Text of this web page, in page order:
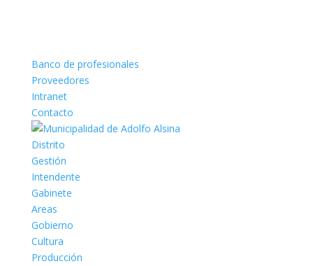
Banco de profesionales
Proveedores
Intranet
Contacto
Distrito
Gestión
Intendente
Gabinete
Areas
Gobierno
Cultura
Producción